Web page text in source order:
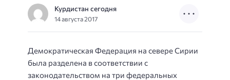
Курдистан сегодня
14 августа 2017
Демократическая Федерация на севере Сирии
была разделена в соответствии с
законодательством на три федеральных